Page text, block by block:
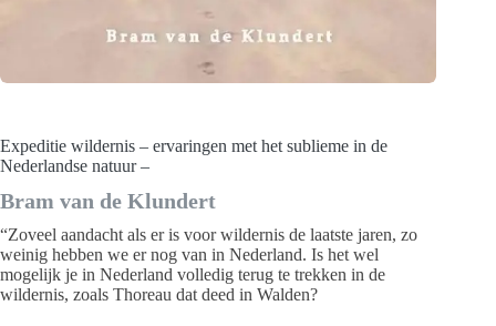
Expeditie wildernis – ervaringen met het sublieme in de
Nederlandse natuur –
Bram van de Klundert
“Zoveel aandacht als er is voor wildernis de laatste jaren, zo
weinig hebben we er nog van in Nederland. Is het wel
mogelijk je in Nederland volledig terug te trekken in de
wildernis, zoals Thoreau dat deed in Walden?